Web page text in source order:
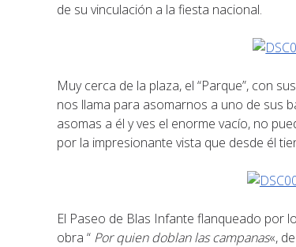
de su vinculación a la fiesta nacional.
Muy cerca de la plaza, el “Parque”, con
nos llama para asomarnos a uno de sus
asomas a él y ves el enorme vacío, no
por la impresionante vista que desde él
El Paseo de Blas Infante flanqueado por
obra “ Por quien doblan las campanas«,